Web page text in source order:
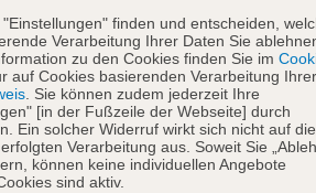
finden und entscheiden,
Verarbeitung Ihrer Daten Sie
zu den Cookies finden Sie im
auf Cookies basierenden Verarbeitung Ihrer
. Sie können zudem jederzeit Ihre
[in der Fußzeile der Webseite] durch
Ein solcher Widerruf wirkt sich nicht auf die
Verarbeitung aus. Soweit Sie
können keine individuellen Angebote
sind aktiv.